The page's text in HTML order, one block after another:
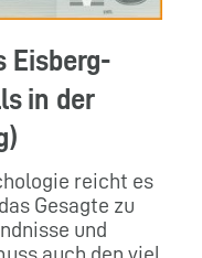
Eisberg-
in der
reicht es
Gesagte zu
und
auch den viel